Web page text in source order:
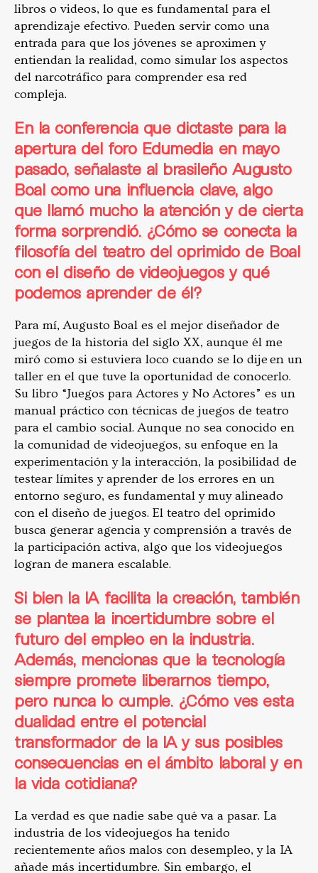
libros o videos, lo que es fundamental para el
aprendizaje efectivo. Pueden servir como una
entrada para que los jóvenes se aproximen y
entiendan la realidad, como simular los aspectos
del narcotráfico para comprender esa red
compleja.
En la conferencia que dictaste para la
apertura del foro Edumedia en mayo
pasado, señalaste al brasileño Augusto
Boalcomo una influencia clave, algo
que llamó mucho la atención y de cierta
forma sorprendió. ¿Cómo se conecta la
filosofía del teatro del oprimido de Boal
con el diseño de videojuegos y qué
podemos aprender de él?
Para mí, Augusto Boal es el mejor diseñador de
juegos de la historia del siglo XX, aunque él me
miró como si estuviera loco cuando se lo dijeen un
taller en el que tuve la oportunidad de conocerlo.
Su libro “Juegos para Actores y No Actores” es un
manual práctico con técnicas de juegos de teatro
para el cambio social. Aunque no sea conocido en
la comunidad de videojuegos, su enfoque en la
experimentación y la interacción, la posibilidad de
testear límites y aprender de los errores en un
entorno seguro, es fundamental y muy alineado
con el diseño de juegos. El teatro del oprimido
busca generar agencia y comprensión a través de
la participación activa, algo que los videojuegos
logran de manera escalable.
Si bien la IA facilita la creación, también
se plantea la incertidumbre sobre el
futuro del empleo en la industria.
Además, mencionas que la tecnología
siempre promete liberarnos tiempo,
pero nunca lo cumple. ¿Cómo ves esta
dualidad entre el potencial
transformador de la IA y sus posibles
consecuencias en el ámbito laboral y en
la vida cotidiana?
La verdad es que nadie sabe qué va a pasar. La
industria de los videojuegos ha tenido
recientemente años malos con desempleo, y la IA
añade más incertidumbre. Sin embargo, el